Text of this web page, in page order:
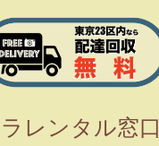
ウイ
＆シ
トシ
RODE NTG3
レンタル窓口